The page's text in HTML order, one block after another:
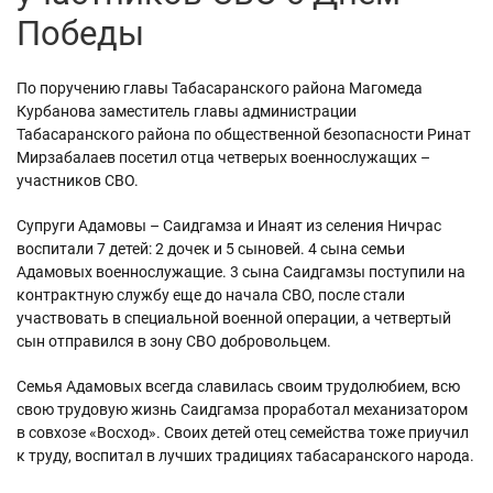
Победы
По поручению главы Табасаранского района Магомеда
Курбанова заместитель главы администрации
Табасаранского района по общественной безопасности Ринат
Мирзабалаев посетил отца четверых военнослужащих –
участников СВО.
Супруги Адамовы – Саидгамза и Инаят из селения Ничрас
воспитали 7 детей: 2 дочек и 5 сыновей. 4 сына семьи
Адамовых военнослужащие. 3 сына Саидгамзы поступили на
контрактную службу еще до начала СВО, после стали
участвовать в специальной военной операции, а четвертый
сын отправился в зону СВО добровольцем.
Семья Адамовых всегда славилась своим трудолюбием, всю
свою трудовую жизнь Саидгамза проработал механизатором
в совхозе «Восход». Своих детей отец семейства тоже приучил
к труду, воспитал в лучших традициях табасаранского народа.